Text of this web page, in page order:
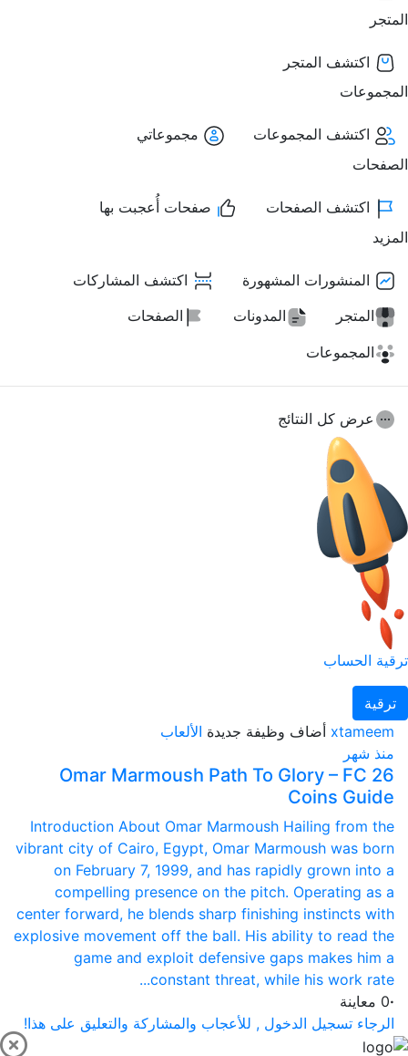
المتجر
اكتشف المتجر
المجموعات
اكتشف المجموعات
مجموعاتي
الصفحات
اكتشف الصفحات
صفحات أُعجبت بها
المزيد
المنشورات المشهورة
اكتشف المشاركات
المتجر
المدونات
الصفحات
المجموعات
عرض كل النتائج
ترقية الحساب
ترقية
xtameem أضاف وظيفة جديدة الألعاب
منذ شهر
Omar Marmoush Path To Glory – FC 26
Coins Guide
Introduction About Omar Marmoush Hailing from the
vibrant city of Cairo, Egypt, Omar Marmoush was born
on February 7, 1999, and has rapidly grown into a
compelling presence on the pitch. Operating as a
center forward, he blends sharp finishing instincts with
explosive movement off the ball. His ability to read the
game and exploit defensive gaps makes him a
constant threat, while his work rate...
·0 معاينة
الرجاء تسجيل الدخول , للأعجاب والمشاركة والتعليق على هذا!